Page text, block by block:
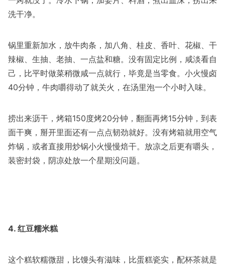
洗干净。
锅里重新加水，放牛肉条，加八角、桂皮、香叶、花椒、干
辣椒、生抽、老抽、一点盐和糖。没有固定比例，咸淡看自
己，比平时做菜稍微咸一点就行，毕竟是当零食。小火慢卤
40分钟，牛肉嚼得动了就关火，在汤里泡一个小时入味。
捞出来沥干，烤箱150度烤20分钟，翻面再烤15分钟，到表
面干爽，掰开里面还有一点点韧劲就好。没有烤箱就用空气
炸锅，或者直接用炒锅小火慢慢焙干。放凉之后更有嚼头，
装密封袋，阴凉处放一个星期没问题。
4. 红豆糯米糕
这个糕软糯微甜，比馒头有滋味，比蛋糕瓷实，配杯茶就是